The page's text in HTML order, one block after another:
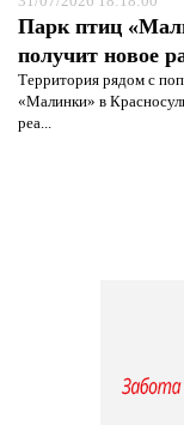
Парк птиц
получит новое
Территория рядом с
«Малинки» в
реа...